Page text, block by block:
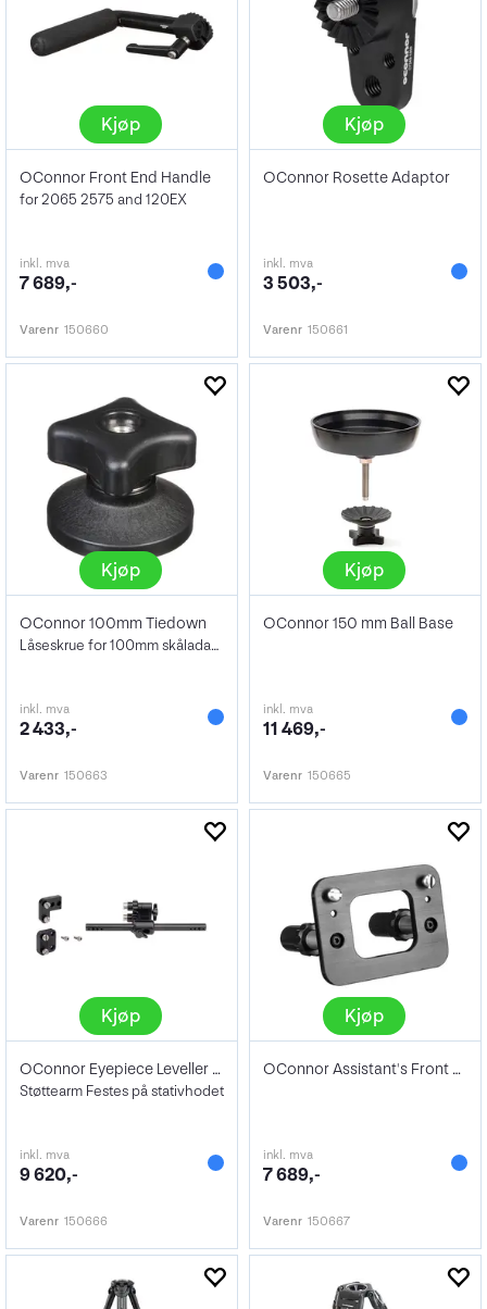
Kjøp
OConnor Front End Handle
for 2065 2575 and 120EX
inkl. mva
7 689,-
Varenr 150660
Kjøp
OConnor Rosette Adaptor
inkl. mva
3 503,-
Varenr 150661
Kjøp
OConnor 100mm Tiedown
Låseskrue for 100mm skåladapter
inkl. mva
2 433,-
Varenr 150663
Kjøp
OConnor 150 mm Ball Base
inkl. mva
11 469,-
Varenr 150665
Kjøp
OConnor Eyepiece Leveller Bracket
Støttearm Festes på stativhodet
inkl. mva
9 620,-
Varenr 150666
Kjøp
OConnor Assistant's Front Box Mount
inkl. mva
7 689,-
Varenr 150667